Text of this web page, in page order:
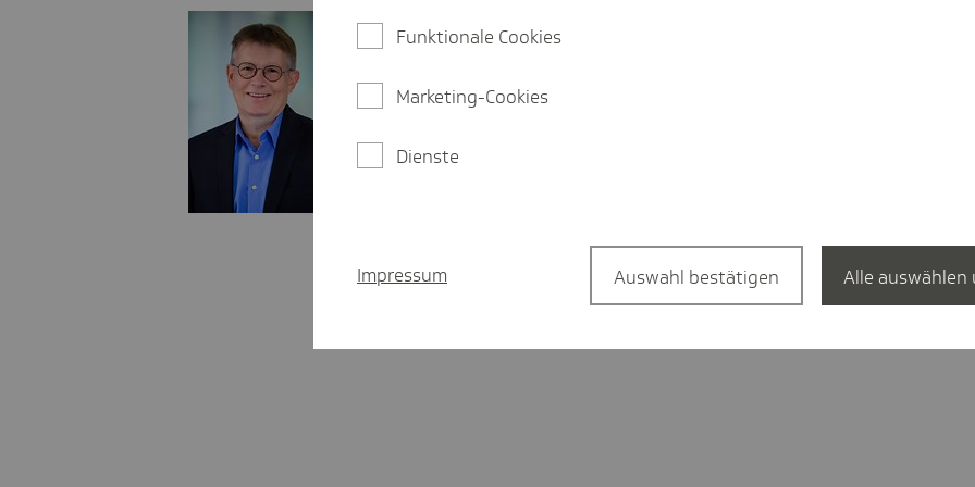
Hubert Forster
Landespressesprecher
hubert.forster@tk.de
07 11 - 250 95-404
01 51 - 42 64 42 60
https://wirtechniker.tk.de/
Funktionale Cookies
Marketing-Cookies
Dienste
Impressum Auswahl bestätigen Alle auswählen